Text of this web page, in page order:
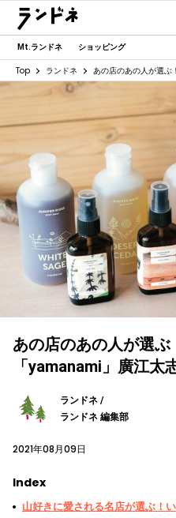
Mt.ランドネ ショッピング
Top ランドネ あの店のあの人が選
あの店のあの人が選ぶ
「yamanami」廣江太
ランドネ /
ランドネ 編集部
2021年08月09日
Index
山好きに愛される名店が選ぶ！